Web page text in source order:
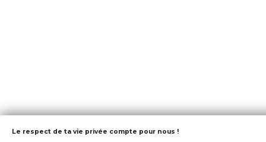
Le respect de ta vie privée compte pour nous !